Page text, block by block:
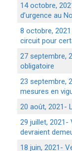
14 octobre,
d’urgence au
8 octobre,
circuit pour
27 septembre,
obligatoire
23 septembre,
mesures en
20 août, 2021-
29 juillet, 2021-
devraient
18 juin, 2021-